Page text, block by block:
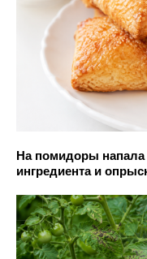
На помидоры
ингредиента и